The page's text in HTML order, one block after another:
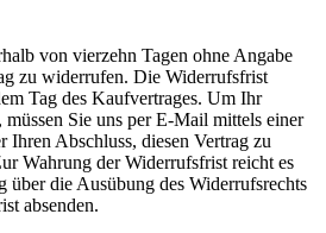
von vierzehn Tagen ohne Angabe
zu widerrufen. Die Widerrufsfrist
Tag des Kaufvertrages. Um Ihr
Sie uns per E-Mail mittels einer
Ihren Abschluss, diesen Vertrag zu
Wahrung der Widerrufsfrist reicht es
über die Ausübung des Widerrufsrechts
absenden.